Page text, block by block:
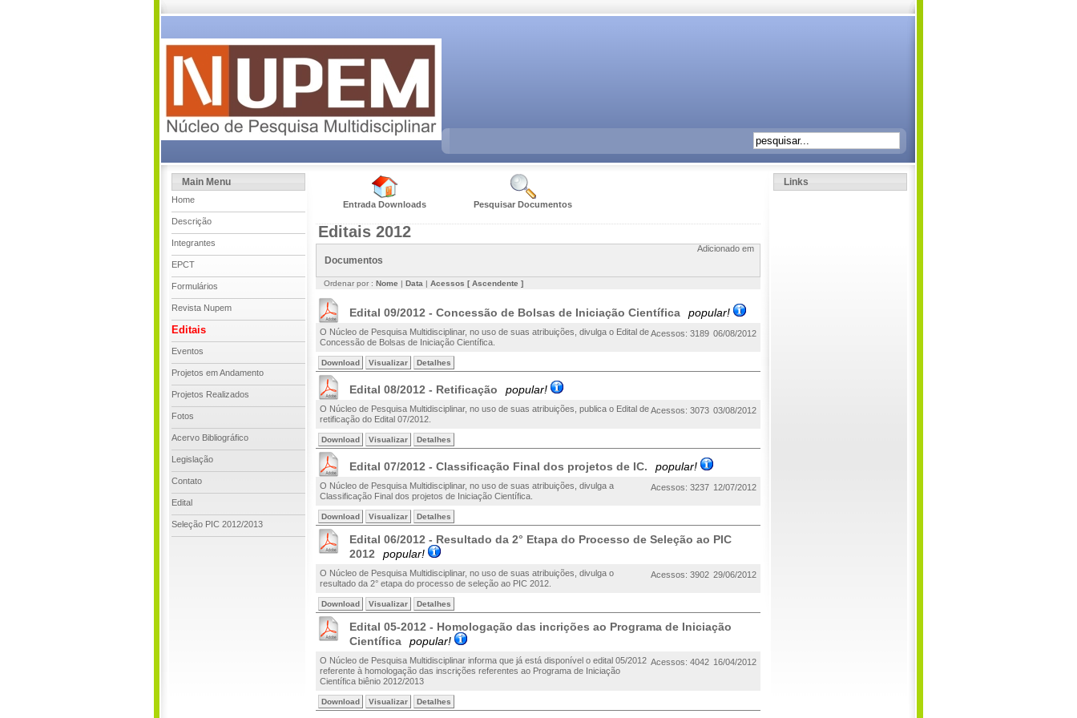
Main Menu
Home
Descrição
Integrantes
EPCT
Formulários
Revista Nupem
Editais
Eventos
Projetos em Andamento
Projetos Realizados
Fotos
Acervo Bibliográfico
Legislação
Contato
Edital
Seleção PIC 2012/2013
Entrada Downloads Pesquisar Documentos
Editais 2012
Documentos
Adicionado em
Ordenar por : Nome | Data | Acessos [ Ascendente ]
Edital 09/2012 - Concessão de Bolsas de Iniciação Científica popular!
06/08/2012
Acessos: 3189
O Núcleo de Pesquisa Multidisciplinar, no uso de suas atribuições, divulga o Edital de
Concessão de Bolsas de Iniciação Científica.
Download Visualizar Detalhes
Edital 08/2012 - Retificação popular!
03/08/2012
Acessos: 3073
O Núcleo de Pesquisa Multidisciplinar, no uso de suas atribuições, publica o Edital de
retificação do Edital 07/2012.
Download Visualizar Detalhes
Edital 07/2012 - Classificação Final dos projetos de IC. popular!
12/07/2012
Acessos: 3237
O Núcleo de Pesquisa Multidisciplinar, no uso de suas atribuições, divulga a
Classificação Final dos projetos de Iniciação Científica.
Download Visualizar Detalhes
Edital 06/2012 - Resultado da 2° Etapa do Processo de Seleção ao PIC
2012
popular!
29/06/2012
Acessos: 3902
O Núcleo de Pesquisa Multidisciplinar, no uso de suas atribuições, divulga o
resultado da 2° etapa do processo de seleção ao PIC 2012.
Download Visualizar Detalhes
Edital 05-2012 - Homologação das incrições ao Programa de Iniciação
Científica
popular!
16/04/2012
Acessos: 4042
O Núcleo de Pesquisa Multidisciplinar informa que já está disponível o edital 05/2012
referente à homologação das inscrições referentes ao Programa de Iniciação
Científica biênio 2012/2013
Download Visualizar Detalhes
Links